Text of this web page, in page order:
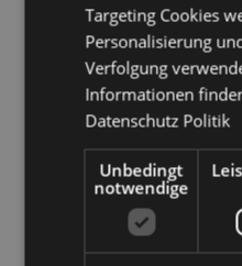
Martinique, Mayotte,
Niederlande,
Réunion, Rumänien,
(französischer Teil),
Slowenien, Spanien
Türkei, Ukraine,
Inseln)
Produkttressourcen:
Möchten Sie mehr
Targeting Cookies
Personalisierung
Verfolgung
Informationen
Datenschutz Politik
Unbedingt
notwendige